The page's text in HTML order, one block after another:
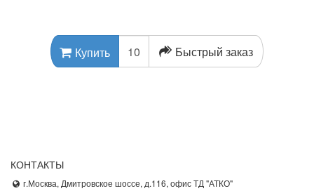
Купить Быстрый заказ
КОНТАКТЫ
г.Москва, Дмитровское шоссе, д.116, офис ТД "АТКО"